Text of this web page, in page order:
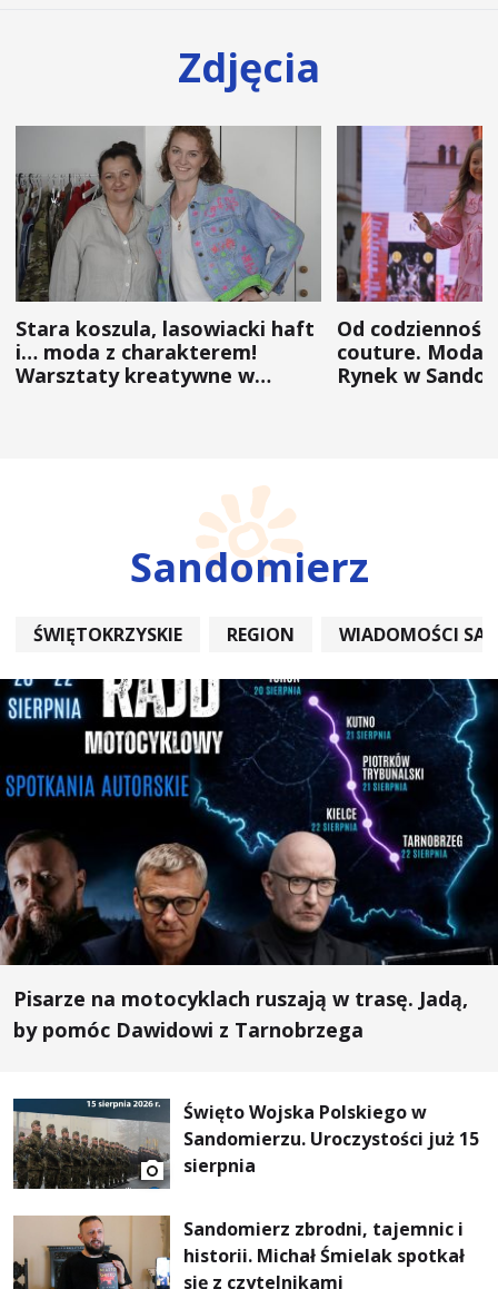
Zdjęcia
Stara koszula, lasowiacki haft
i… moda z charakterem!
Warsztaty kreatywne w
Od
couture. Moda
Rynek w
Sandomierz
ŚWIĘTOKRZYSKIE REGION WIADOMOŚCI
Pisarze na motocyklach ruszają w trasę. Jadą,
by pomóc Dawidowi z Tarnobrzega
Święto Wojska Polskiego w
Sandomierzu. Uroczystości już 15
sierpnia
Sandomierz zbrodni, tajemnic i
historii. Michał Śmielak spotkał
się z czytelnikami